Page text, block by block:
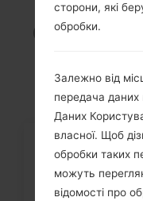
Статті
сторони, які
обробки.
Залежно від
передача
Даних
власної. Щоб
обробки таких
можуть
відомості про